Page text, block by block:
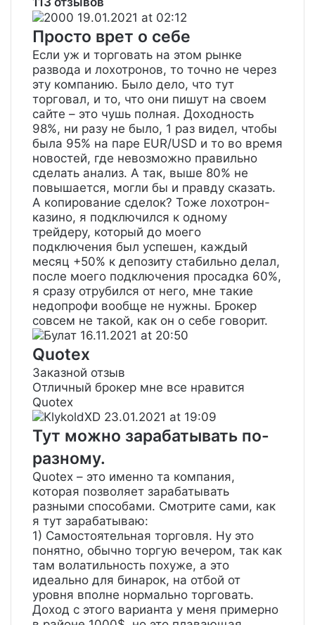
2000 19.01.2021 at 02:12
Просто врет о себе
Если уж и торговать на этом рынке
развода и лохотронов, то точно не через
эту компанию. Было дело, что тут
торговал, и то, что они пишут на своем
сайте – это чушь полная. Доходность
98%, ни разу не было, 1 раз видел, чтобы
была 95% на паре EUR/USD и то во время
новостей, где невозможно правильно
сделать анализ. А так, выше 80% не
повышается, могли бы и правду сказать.
А копирование сделок? Тоже лохотрон-
казино, я подключился к одному
трейдеру, который до моего
подключения был успешен, каждый
месяц +50% к депозиту стабильно делал,
после моего подключения просадка 60%,
я сразу отрубился от него, мне такие
недопрофи вообще не нужны. Брокер
совсем не такой, как он о себе говорит.
Булат 16.11.2021 at 20:50
Quotex
Заказной отзыв
Отличный брокер мне все нравится
Quotex
KlykoldXD 23.01.2021 at 19:09
Тут можно зарабатывать по-
разному.
Quotex – это именно та компания,
которая позволяет зарабатывать
разными способами. Смотрите сами, как
я тут зарабатываю:
1) Самостоятельная торговля. Ну это
понятно, обычно торгую вечером, так как
там волатильность похуже, а это
идеально для бинарок, на отбой от
уровня вполне нормально торговать.
Доход с этого варианта у меня примерно